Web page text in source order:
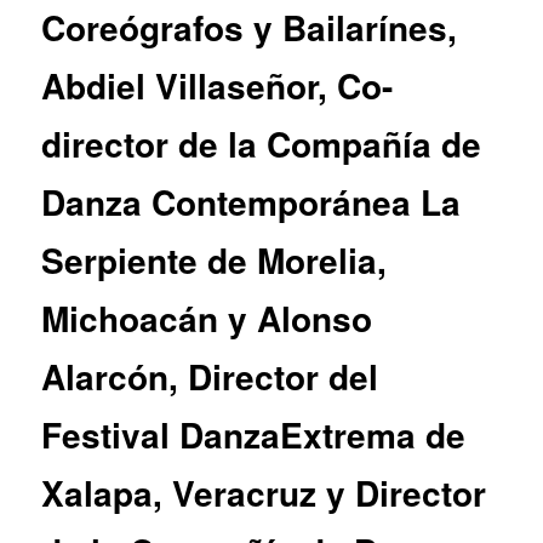
Coreógrafos y Bailarínes,
Abdiel Villaseñor, Co-
director de la Compañía de
Danza Contemporánea La
Serpiente de Morelia,
Michoacán y Alonso
Alarcón, Director del
Festival DanzaExtrema de
Xalapa, Veracruz y Director